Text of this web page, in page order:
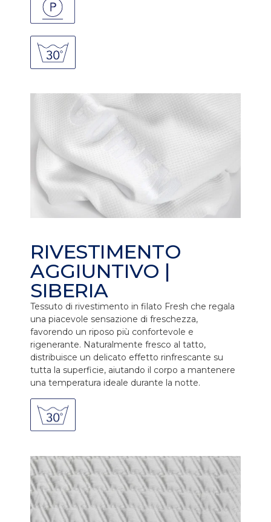
RIVESTIMENTO
AGGIUNTIVO |
SIBERIA
Tessuto di rivestimento in filato Fresh che regala
una piacevole sensazione di freschezza,
favorendo un riposo più confortevole e
rigenerante. Naturalmente fresco al tatto,
distribuisce un delicato effetto rinfrescante su
tutta la superficie, aiutando il corpo a mantenere
una temperatura ideale durante la notte.